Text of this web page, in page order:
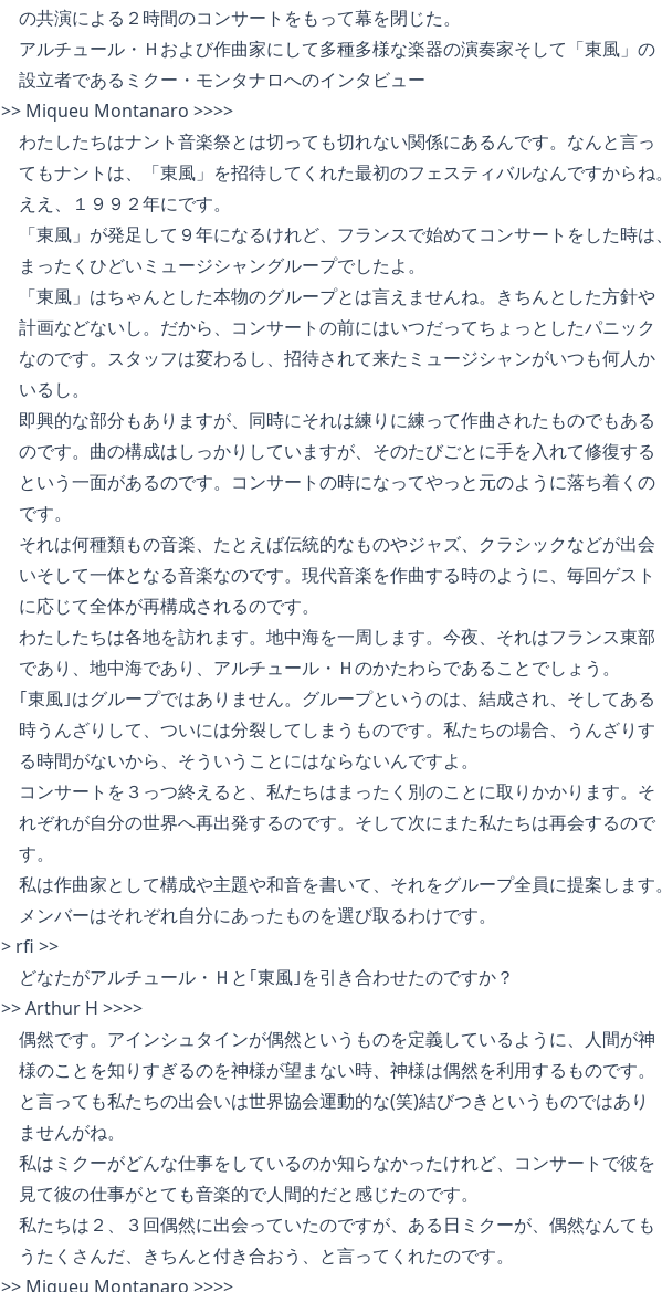
の共演による２時間のコンサートをもって幕を閉じた。
アルチュール・Ｈおよび作曲家にして多種多様な楽器の演奏家そして「東風」の
設立者であるミクー・モンタナロへのインタビュー
>> Miqueu Montanaro >>>>
わたしたちはナント音楽祭とは切っても切れない関係にあるんです。なんと言っ
てもナントは、「東風」を招待してくれた最初のフェスティバルなんですからね。
ええ、１９９２年にです。
「東風」が発足して９年になるけれど、フランスで始めてコンサートをした時は、
まったくひどいミュージシャングループでしたよ。
「東風」はちゃんとした本物のグループとは言えませんね。きちんとした方針や
計画などないし。だから、コンサートの前にはいつだってちょっとしたパニック
なのです。スタッフは変わるし、招待されて来たミュージシャンがいつも何人か
いるし。
即興的な部分もありますが、同時にそれは練りに練って作曲されたものでもある
のです。曲の構成はしっかりしていますが、そのたびごとに手を入れて修復する
という一面があるのです。コンサートの時になってやっと元のように落ち着くの
です。
それは何種類もの音楽、たとえば伝統的なものやジャズ、クラシックなどが出会
いそして一体となる音楽なのです。現代音楽を作曲する時のように、毎回ゲスト
に応じて全体が再構成されるのです。
わたしたちは各地を訪れます。地中海を一周します。今夜、それはフランス東部
であり、地中海であり、アルチュール・Ｈのかたわらであることでしょう。
｢東風｣はグループではありません。グループというのは、結成され、そしてある
時うんざりして、ついには分裂してしまうものです。私たちの場合、うんざりす
る時間がないから、そういうことにはならないんですよ。
コンサートを３っつ終えると、私たちはまったく別のことに取りかかります。そ
れぞれが自分の世界へ再出発するのです。そして次にまた私たちは再会するので
す。
私は作曲家として構成や主題や和音を書いて、それをグループ全員に提案します。
メンバーはそれぞれ自分にあったものを選び取るわけです。
> rfi >>
どなたがアルチュール・Ｈと｢東風｣を引き合わせたのですか？
>> Arthur H >>>>
偶然です。アインシュタインが偶然というものを定義しているように、人間が神
様のことを知りすぎるのを神様が望まない時、神様は偶然を利用するものです。
と言っても私たちの出会いは世界協会運動的な(笑)結びつきというものではあり
ませんがね。
私はミクーがどんな仕事をしているのか知らなかったけれど、コンサートで彼を
見て彼の仕事がとても音楽的で人間的だと感じたのです。
私たちは２、３回偶然に出会っていたのですが、ある日ミクーが、偶然なんても
うたくさんだ、きちんと付き合おう、と言ってくれたのです。
>> Miqueu Montanaro >>>>